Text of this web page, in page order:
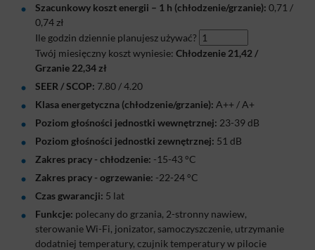
Szacunkowy koszt energii – 1 h (chłodzenie/grzanie): 0,71/
0,74zł
Ile godzin dziennie planujesz używać?
Twój miesięczny koszt wyniesie: Chłodzenie21,42/
Grzanie22,34zł
SEER / SCOP: 7.80 / 4.20
Klasa energetyczna (chłodzenie/grzanie): A++ / A+
Poziom głośności jednostki wewnętrznej: 23-39 dB
Poziom głośności jednostki zewnętrznej: 51 dB
Zakres pracy - chłodzenie: -15-43 °C
Zakres pracy - ogrzewanie: -22-24 °C
Czas gwarancji: 5 lat
Funkcje: polecany do grzania, 2-stronny nawiew,
sterowanie Wi-Fi, jonizator, samoczyszczenie, utrzymanie
dodatniej temperatury, czujnik temperatury w pilocie